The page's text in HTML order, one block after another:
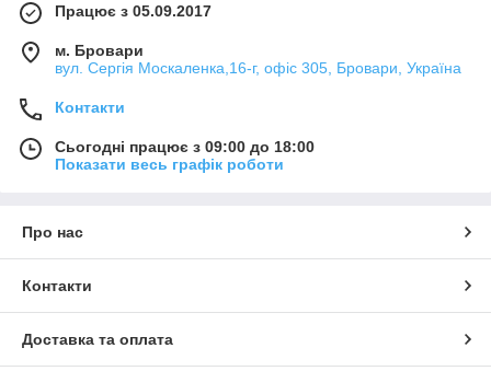
Працює з 05.09.2017
м. Бровари
вул. Сергія Москаленка,16-г, офіс 305, Бровари, Україна
Контакти
Сьогодні працює з 09:00 до 18:00
Показати весь графік роботи
Про нас
Контакти
Доставка та оплата